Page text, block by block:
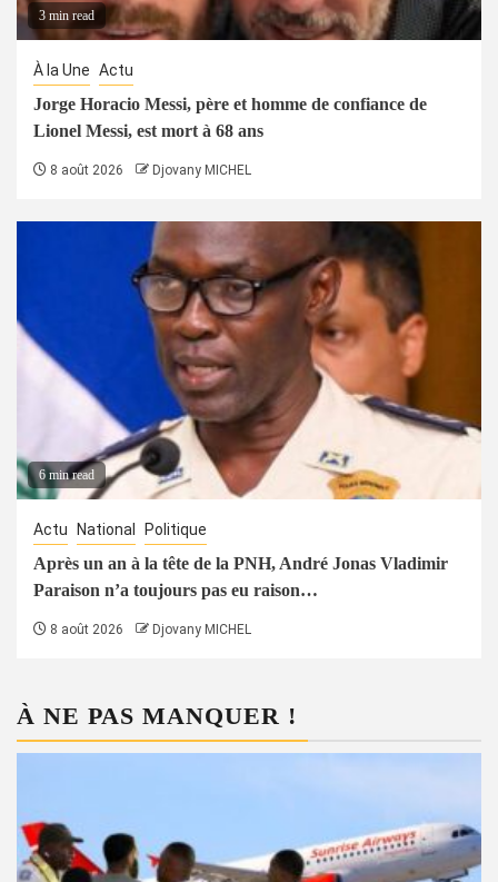
3 min read
À la Une Actu
Jorge Horacio Messi, père et homme de confiance de
Lionel Messi, est mort à 68 ans
8 août 2026 Djovany MICHEL
6 min read
Actu National Politique
Après un an à la tête de la PNH, André Jonas Vladimir
Paraison n’a toujours pas eu raison…
8 août 2026 Djovany MICHEL
À NE PAS MANQUER !